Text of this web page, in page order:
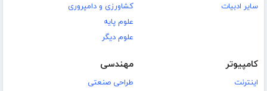
سایر ادبیات
کشاورزی و دامپروری
علوم پایه
علوم دیگر
کامپیوتر
اینترنت
مهندسی
طراحی صنعتی